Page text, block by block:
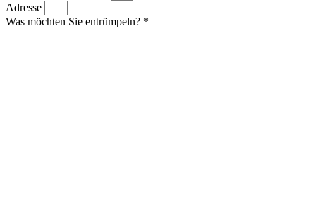
Adresse
Was möchten Sie entrümpeln? *